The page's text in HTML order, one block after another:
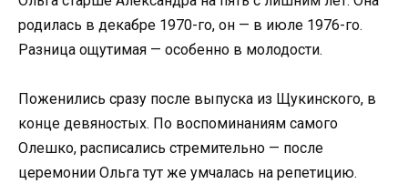
родилась в декабре 1970-го, он — в июле 1976-го.
Разница ощутимая — особенно в молодости.
Поженились сразу после выпуска из Щукинского, в
конце девяностых. По воспоминаниям самого
Олешко, расписались стремительно — после
церемонии Ольга тут же умчалась на репетицию.